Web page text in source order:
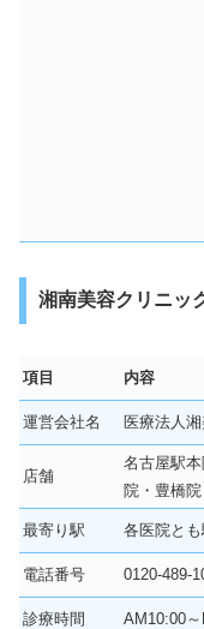
湘南美容クリニッ
項目 内容
運営会社名 医療法人
店舗
名古屋駅
院・豊橋
最寄り駅 各医院とも
電話番号 0120-489-
診療時間 AM10:00